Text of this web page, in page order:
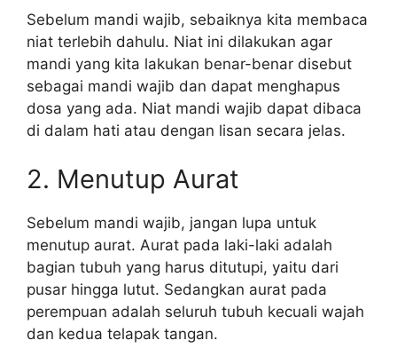
Sebelum mandi wajib, sebaiknya kita membaca
niat terlebih dahulu. Niat ini dilakukan agar
mandi yang kita lakukan benar-benar disebut
sebagai mandi wajib dan dapat menghapus
dosa yang ada. Niat mandi wajib dapat dibaca
di dalam hati atau dengan lisan secara jelas.
2. Menutup Aurat
Sebelum mandi wajib, jangan lupa untuk
menutup aurat. Aurat pada laki-laki adalah
bagian tubuh yang harus ditutupi, yaitu dari
pusar hingga lutut. Sedangkan aurat pada
perempuan adalah seluruh tubuh kecuali wajah
dan kedua telapak tangan.